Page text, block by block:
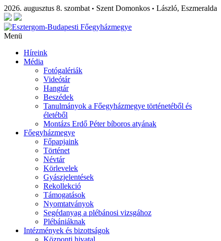
2026. augusztus 8. szombat • Szent Domonkos • László, Eszmeralda
Menü
Híreink
Média
Fotógalériák
Videótár
Hangtár
Beszédek
Tanulmányok a Főegyházmegye történetéből és
életéből
Montázs Erdő Péter bíboros atyának
Főegyházmegye
Főpapjaink
Történet
Névtár
Körlevelek
Gyászjelentések
Rekollekció
Támogatások
Nyomtatványok
Segédanyag a plébánosi vizsgához
Plébániáknak
Intézmények és bizottságok
Központi hivatal